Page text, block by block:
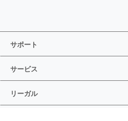
サポート
サービス
リーガル